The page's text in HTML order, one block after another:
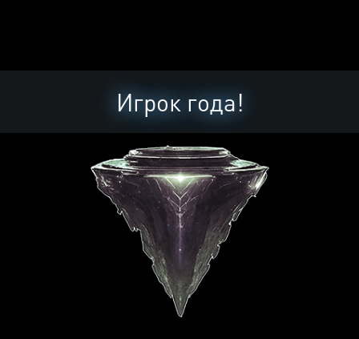
Игрок года!